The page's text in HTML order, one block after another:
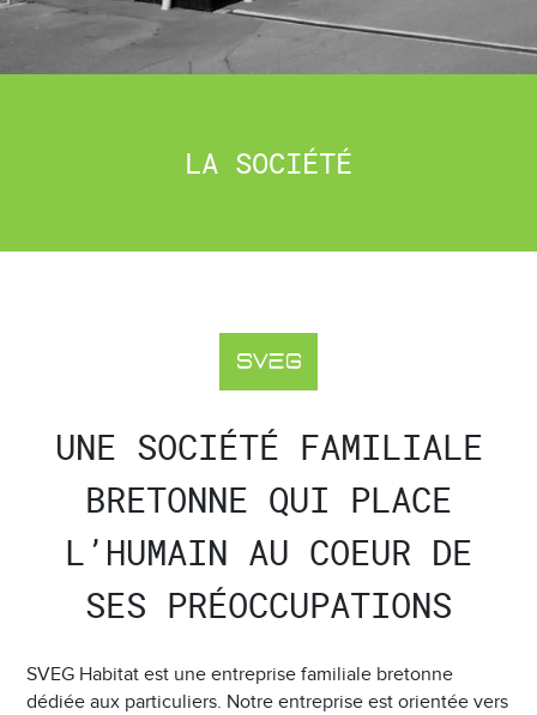
LA SOCIÉTÉ
UNE SOCIÉTÉ FAMILIALE
BRETONNE QUI PLACE
L’HUMAIN AU COEUR DE
SES PRÉOCCUPATIONS
SVEG Habitat est une entreprise familiale bretonne
dédiée aux particuliers. Notre entreprise est orientée vers